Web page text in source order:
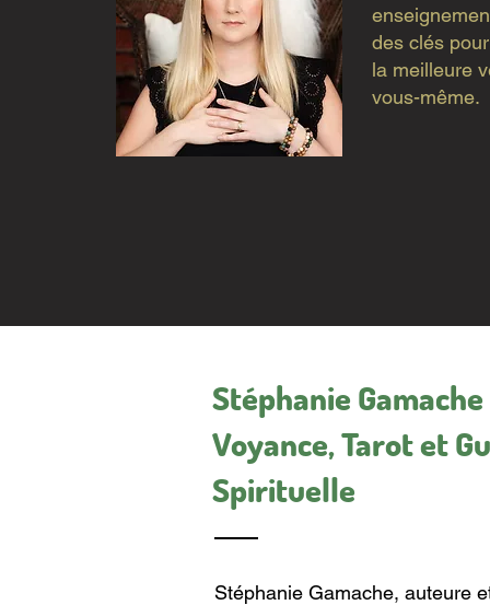
des clés
la meilleure
vous-même.
Stéphanie Gamache
Voyance, Tarot et
Spirituelle
Stéphanie Gamache, auteure